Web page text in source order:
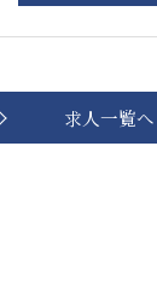
求人一覧へ